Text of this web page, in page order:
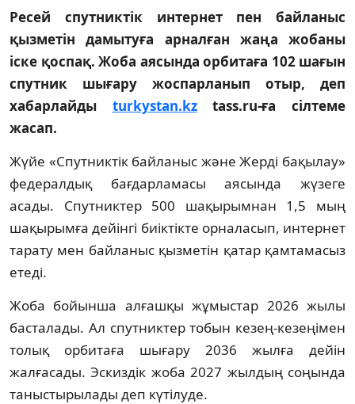
Ресей спутниктік интернет пен байланыс
қызметін дамытуға арналған жаңа жобаны
іске қоспақ. Жоба аясында орбитаға 102 шағын
спутник шығару жоспарланып отыр, деп
хабарлайды turkystan.kztass.ru-ға сілтеме
жасап.
Жүйе «Спутниктік байланыс және Жерді бақылау»
федералдық бағдарламасы аясында жүзеге
асады. Спутниктер 500 шақырымнан 1,5 мың
шақырымға дейінгі биіктікте орналасып, интернет
тарату мен байланыс қызметін қатар қамтамасыз
етеді.
Жоба бойынша алғашқы жұмыстар 2026 жылы
басталады. Ал спутниктер тобын кезең-кезеңімен
толық орбитаға шығару 2036 жылға дейін
жалғасады. Эскиздік жоба 2027 жылдың соңында
таныстырылады деп күтілуде.